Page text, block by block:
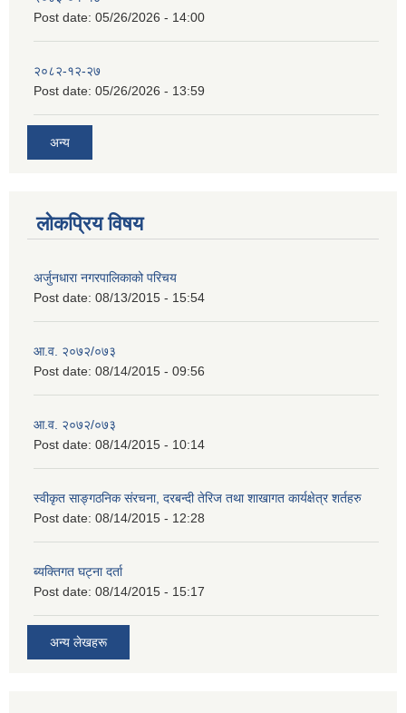
Post date: 05/26/2026 - 14:00
२०८२-१२-२७
Post date: 05/26/2026 - 13:59
अन्य
लोकप्रिय विषय
अर्जुनधारा नगरपालिकाको परिचय
Post date: 08/13/2015 - 15:54
आ.व. २०७२/०७३
Post date: 08/14/2015 - 09:56
आ.व. २०७२/०७३
Post date: 08/14/2015 - 10:14
स्वीकृत साङ्गठनिक संरचना, दरबन्दी तेरिज तथा शाखागत कार्यक्षेत्र शर्तहरु
Post date: 08/14/2015 - 12:28
ब्यक्तिगत घट्ना दर्ता
Post date: 08/14/2015 - 15:17
अन्य लेखहरू